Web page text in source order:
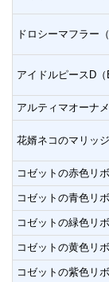
ドロシーマフラー
アイドルピースD（
アルティマオーナ
花婿ネコのマリッ
コゼットの赤色リ
コゼットの青色リ
コゼットの緑色リ
コゼットの黄色リ
コゼットの紫色リ